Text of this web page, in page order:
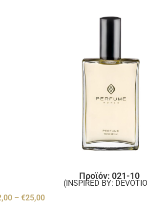
Προϊόν: 021-10
(INSPIRED BY:
– €25,00